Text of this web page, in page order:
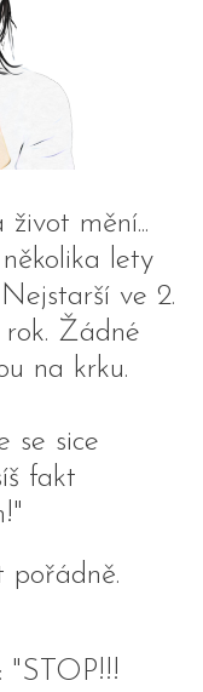
život mění...
lety
ve 2.
Žádné
na krku.
se sice
fakt
pořádně.
"STOP!!!